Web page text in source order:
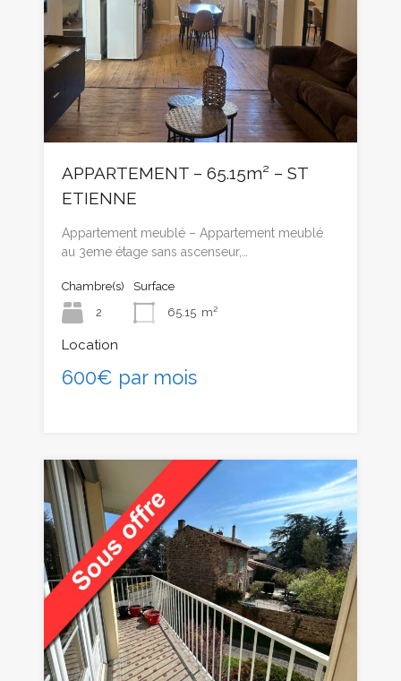
APPARTEMENT – 65.15m² – ST
ETIENNE
Appartement meublé – Appartement meublé
au 3eme étage sans ascenseur,…
Chambre(s)
2
Surface
65.15 m²
Location
600€ par mois